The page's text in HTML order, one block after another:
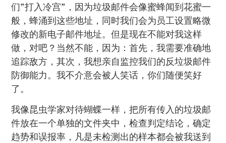
们”打入冷宫”，因为垃圾邮件会像蜜蜂闻到花蜜一
般，蜂涌到这些地址，同时我们会为员工设置略微
修改的新电子邮件地址。但是现在不能对我这样
做，对吧？当然不能，因为：首先，我需要准确地
追踪敌方，其次，我想亲自监控我们的反垃圾邮件
防御能力。我不介意会被人笑话，你们随便笑好
了。
我像昆虫学家对待蝴蝶一样，把所有传入的垃圾邮
件放在一个单独的文件夹中，检查判定结论，确定
趋势和误报率，凡是未检测出的样本都会被我送到